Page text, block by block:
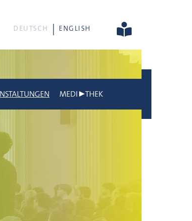
DEUTSCH ENGLISH
MEDI▶THEK